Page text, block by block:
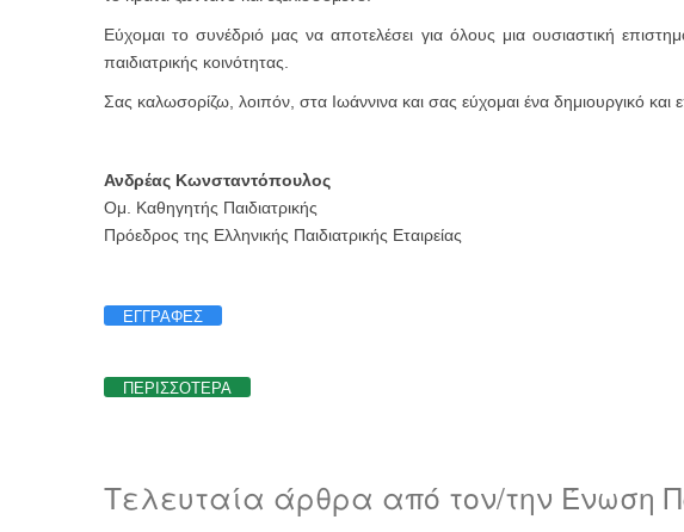
Εύχομαι το συνέδριό μας να αποτελέσει για όλους μια ουσιαστική
παιδιατρικής κοινότητας.
Σας καλωσορίζω, λοιπόν, στα Ιωάννινα και σας εύχομαι ένα δημιουργικό και
Ανδρέας Κωνσταντόπουλος
Ομ. Καθηγητής Παιδιατρικής
Πρόεδρος της Ελληνικής Παιδιατρικής Εταιρείας
ΕΓΓΡΑΦΕΣ
ΠΕΡΙΣΣΟΤΕΡΑ
Τελευταία άρθρα από τον/την Ένωση